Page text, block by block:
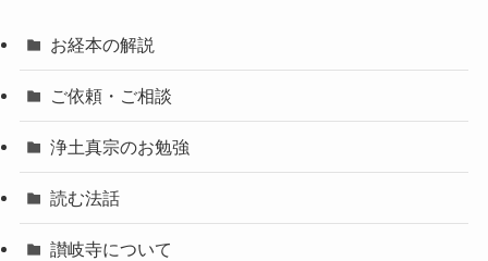
お経本の解説
ご依頼・ご相談
浄土真宗のお勉強
読む法話
讃岐寺について